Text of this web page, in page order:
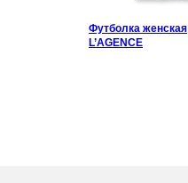
Футболка женская
L’AGENCE